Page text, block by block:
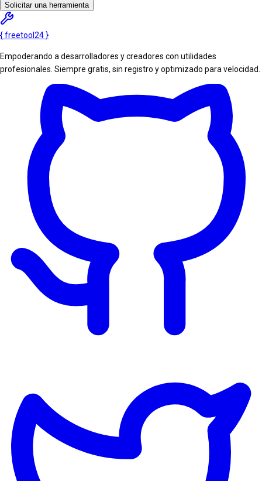
Solicitar una herramienta
{freetool 24 }
Empoderando a desarrolladores y creadores con utilidades
profesionales. Siempre gratis, sin registro y optimizado para velocidad.